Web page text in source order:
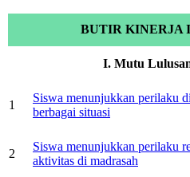
BUTIR KINERJA
I. Mutu
1
Siswa menunjukkan perilaku
berbagai situasi
2
Siswa menunjukkan perilaku
aktivitas di madrasah